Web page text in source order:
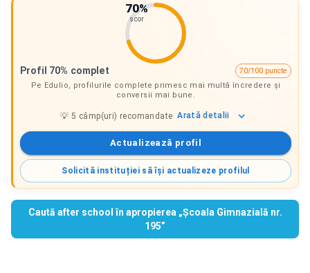
70%
scor
Profil 70% complet
70/100 puncte
Pe Edulio, profilurile complete primesc mai multă încredere și
conversii mai bune.
💡5 câmp(uri) recomandate Arată detalii
Actualizează profil
Solicită instituției să își actualizeze profilul
Caută after school în apropierea „Școala Gimnazială nr.
195”